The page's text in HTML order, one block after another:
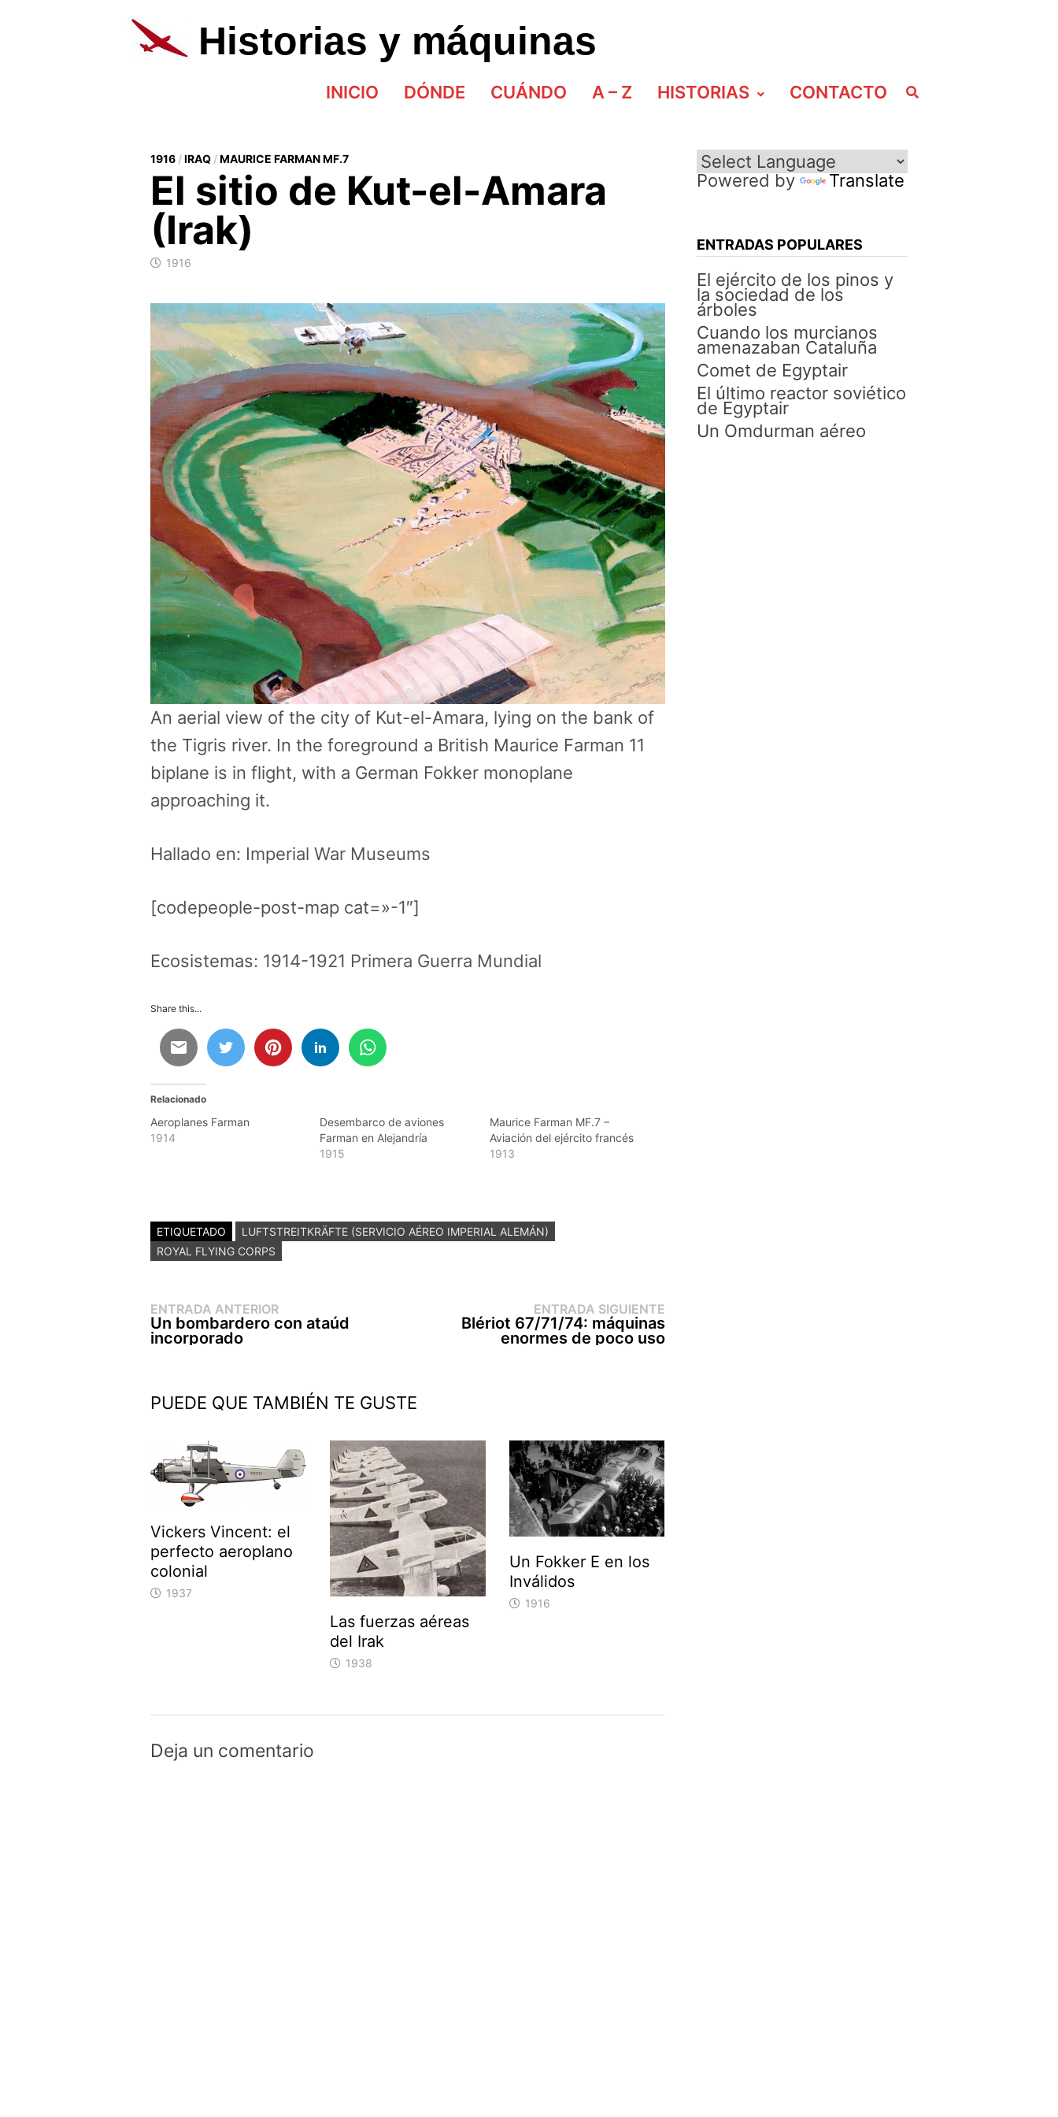
al
contenidoHistorias y máquinas
INICIO DÓNDE CUÁNDO A – Z HISTORIAS CONTACTO
1916/IRAQ/MAURICE FARMAN MF.7
El sitio de Kut-el-Amara
(Irak)
1916
An aerial view of the city of Kut-el-Amara, lying on the bank of
the Tigris river. In the foreground a British Maurice Farman 11
biplane is in flight, with a German Fokker monoplane
approaching it.
Hallado en: Imperial War Museums
[codepeople-post-map cat=»-1″]
Ecosistemas: 1914-1921 Primera Guerra Mundial
Share this...
Relacionado
Aeroplanes Farman
1914
Desembarco de aviones
Farman en Alejandría
1915
Maurice Farman MF.7 –
Aviación del ejército francés
1913
ETIQUETADO
LUFTSTREITKRÄFTE (SERVICIO AÉREO IMPERIAL ALEMÁN)
ROYAL FLYING CORPS
Navegación
de
entradas
ENTRADA ANTERIOREntrada
anterior:
Un bombardero con ataúd
incorporado
ENTRADA SIGUIENTEEntrada
siguiente:
Blériot 67/71/74: máquinas
enormes de poco uso
PUEDE QUE TAMBIÉN TE GUSTE
Vickers Vincent: el
perfecto aeroplano
colonial
1937
Las fuerzas aéreas
del Irak
1938
Un Fokker E en los
Inválidos
1916
Deja un comentario
Powered by Translate
ENTRADAS POPULARES
El ejército de los pinos y
la sociedad de los
árboles
Cuando los murcianos
amenazaban Cataluña
Comet de Egyptair
El último reactor soviético
de Egyptair
Un Omdurman aéreo